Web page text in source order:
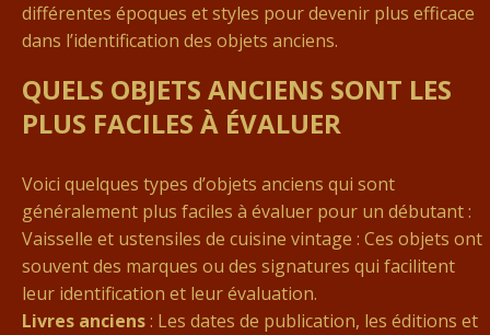
différentes époques et styles pour devenir plus efficace
dans l’identification des objets anciens.
QUELS OBJETS ANCIENS SONT LES
PLUS FACILES À ÉVALUER
Voici quelques types d’objets anciens qui sont
généralement plus faciles à évaluer pour un débutant :
Vaisselle et ustensiles de cuisine vintage : Ces objets ont
souvent des marques ou des signatures qui facilitent
leur identification et leur évaluation.
Livres anciens: Les dates de publication, les éditions et